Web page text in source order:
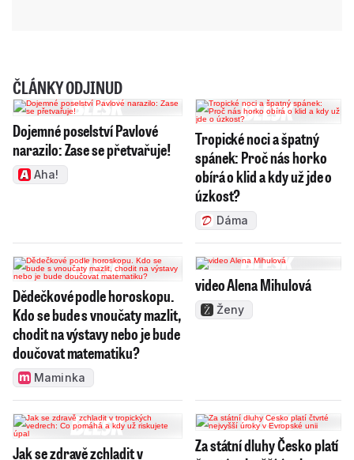
ČLÁNKY ODJINUD
Dojemné poselství Pavlové
narazilo: Zase se přetvařuje!
Aha!
Tropické noci a špatný
spánek: Proč nás horko
obírá o klid a kdy už jde o
úzkost?
Dáma
Dědečkové podle horoskopu.
Kdo se bude s vnoučaty mazlit,
chodit na výstavy nebo je bude
doučovat matematiku?
Maminka
video Alena Mihulová
Ženy
Jak se zdravě zchladit v
Za státní dluhy Česko platí